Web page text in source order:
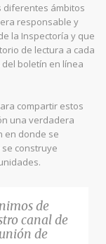
diferentes ámbitos
responsable y
la Inspectoría y que
de lectura a cada
boletín en línea
compartir estos
una verdadera
en donde se
construye
de
canal de
de